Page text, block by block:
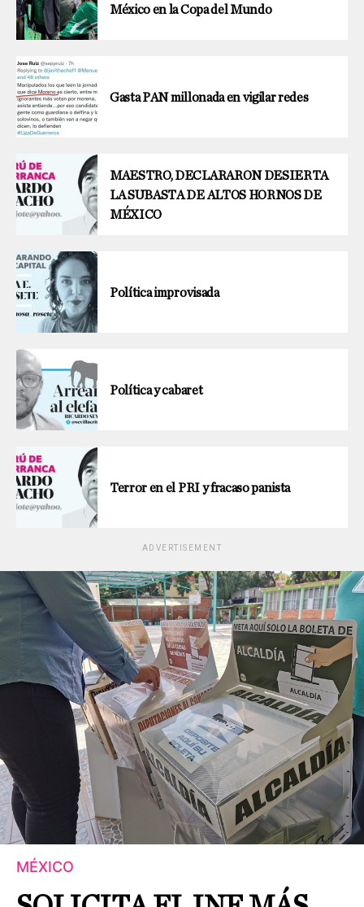
México en la Copa del Mundo
Gasta PAN millonada en vigilar redes
MAESTRO, DECLARARON DESIERTA
LA SUBASTA DE ALTOS HORNOS DE
MÉXICO
Política improvisada
Política y cabaret
Terror en el PRI y fracaso panista
ADVERTISEMENT
MÉXICO